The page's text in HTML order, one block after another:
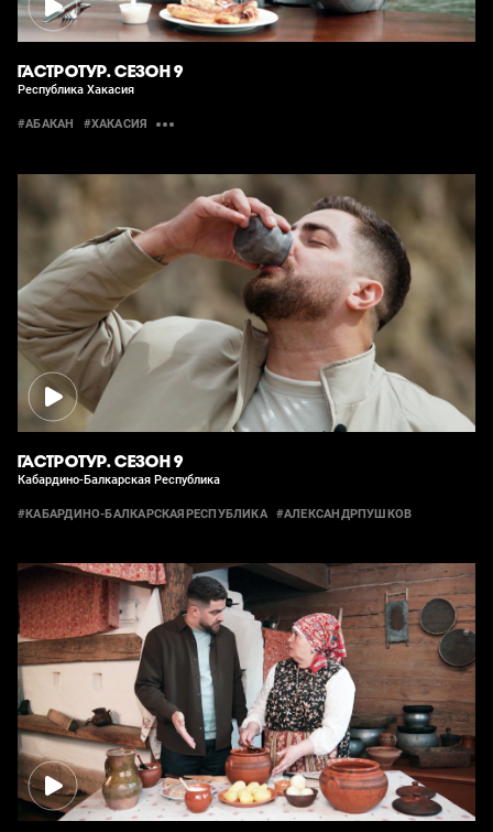
ГАСТРОТУР. СЕЗОН 9
Республика Хакасия
#АБАКАН #ХАКАСИЯ
ГАСТРОТУР. СЕЗОН 9
Кабардино-Балкарская Республика
#КАБАРДИНО-БАЛКАРСКАЯРЕСПУБЛИКА #АЛЕКСАНДРПУШКОВ